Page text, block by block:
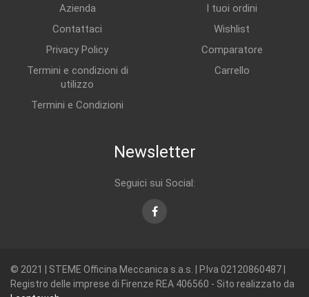
Azienda
Contattaci
Privacy Policy
Termini e condizioni di
utilizzo
Termini e Condizioni
I tuoi ordini
Wishlist
Comparatore
Carrello
Newsletter
Seguici sui Social:
Facebook
© 2021 | STEME Officina Meccanica s.a.s. | P.Iva 02120860487 |
Registro delle imprese di Firenze REA 406560 - Sito realizzato da